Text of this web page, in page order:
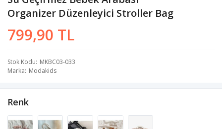
Organizer Düzenleyici Stroller Bag
799,90 TL
Stok Kodu MKBC03-033
Marka Modakids
Renk